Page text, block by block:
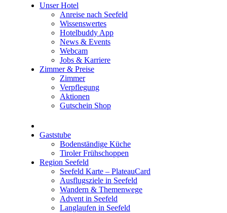
Unser Hotel
Anreise nach Seefeld
Wissenswertes
Hotelbuddy App
News & Events
Webcam
Jobs & Karriere
Zimmer & Preise
Zimmer
Verpflegung
Aktionen
Gutschein Shop
Gaststube
Bodenständige Küche
Tiroler Frühschoppen
Region Seefeld
Seefeld Karte – PlateauCard
Ausflugsziele in Seefeld
Wandern & Themenwege
Advent in Seefeld
Langlaufen in Seefeld